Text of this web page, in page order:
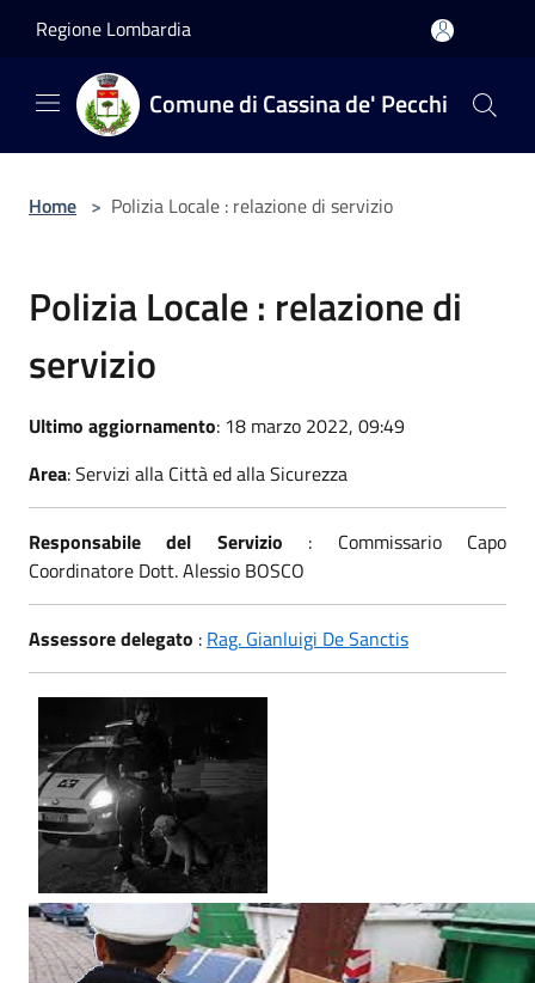
Regione Lombardia
Comune di Cassina de' Pecchi
Home > Polizia Locale : relazione di servizio
Polizia Locale : relazione di
servizio
Ultimo aggiornamento: 18 marzo 2022, 09:49
Area: Servizi alla Città ed alla Sicurezza
Responsabile del Servizio : Commissario Capo
Coordinatore Dott. Alessio BOSCO
Assessore delegato : Rag. Gianluigi De Sanctis